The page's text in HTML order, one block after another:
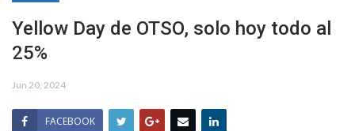
Yellow Day de OTSO, solo hoy todo al
25%
Jun 20, 2024
FACEBOOK